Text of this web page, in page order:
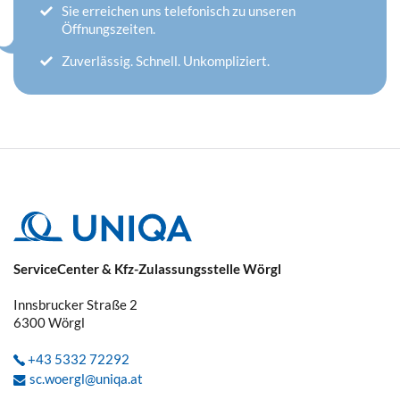
Sie erreichen uns telefonisch zu unseren
Öffnungszeiten.
Zuverlässig. Schnell. Unkompliziert.
ServiceCenter & Kfz-Zulassungsstelle Wörgl
Innsbrucker Straße 2
6300Wörgl
+43 5332 72292
sc.woergl@uniqa.at